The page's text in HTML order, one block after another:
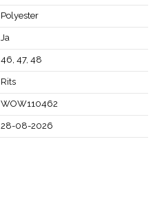
Polyester
Ja
46, 47, 48
Rits
WOW110462
28-08-2026